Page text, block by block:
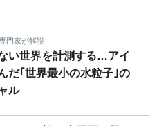
門家が解説
い世界を計測する…アイ
だ｢世界最小の水粒子｣の
ル